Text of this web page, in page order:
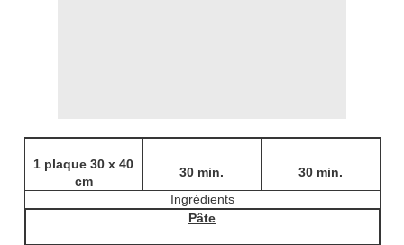
1 plaque 30 x 40
cm
30 min.
30 min.
Ingrédients
Pâte